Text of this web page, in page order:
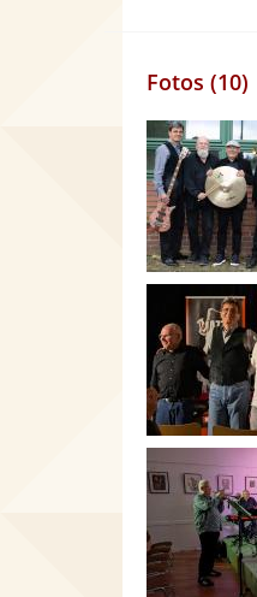
Fotos (10)